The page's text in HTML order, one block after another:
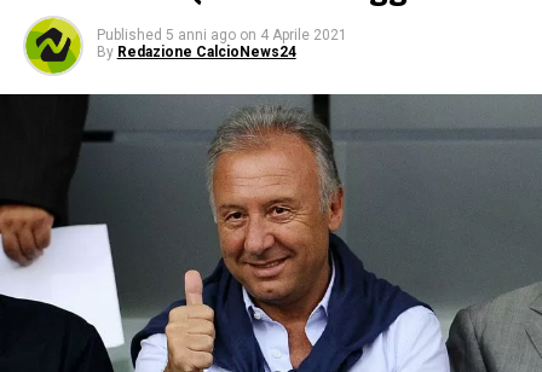
Published 5 anni ago on 4 Aprile 2021
By Redazione CalcioNews24